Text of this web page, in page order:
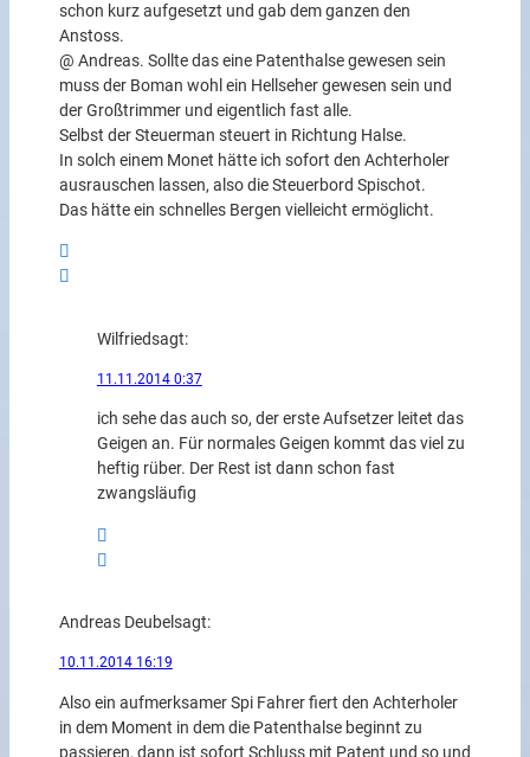
schon kurz aufgesetzt und gab dem ganzen den
Anstoss.
@ Andreas. Sollte das eine Patenthalse gewesen sein
muss der Boman wohl ein Hellseher gewesen sein und
der Großtrimmer und eigentlich fast alle.
Selbst der Steuerman steuert in Richtung Halse.
In solch einem Monet hätte ich sofort den Achterholer
ausrauschen lassen, also die Steuerbord Spischot.
Das hätte ein schnelles Bergen vielleicht ermöglicht.
Wilfriedsagt:
11.11.2014 0:37
ich sehe das auch so, der erste Aufsetzer leitet das
Geigen an. Für normales Geigen kommt das viel zu
heftig rüber. Der Rest ist dann schon fast
zwangsläufig
Andreas Deubelsagt:
10.11.2014 16:19
Also ein aufmerksamer Spi Fahrer fiert den Achterholer
in dem Moment in dem die Patenthalse beginnt zu
passieren, dann ist sofort Schluss mit Patent und so und